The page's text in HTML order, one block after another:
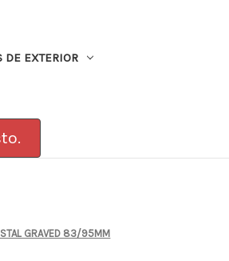
DE EXTERIOR
GRAVED 83/95MM